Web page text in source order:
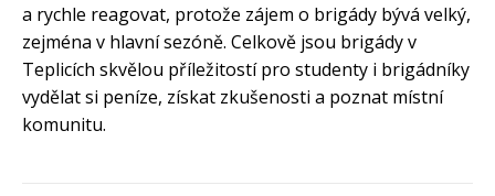
a rychle reagovat, protože zájem o brigády bývá velký,
zejména v hlavní sezóně. Celkově jsou brigády v
Teplicích skvělou příležitostí pro studenty i brigádníky
vydělat si peníze, získat zkušenosti a poznat místní
komunitu.